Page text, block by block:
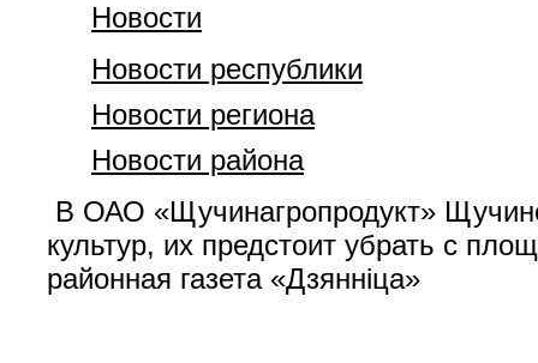
Новости
Новости республики
Новости региона
Новости района
В ОАО «Щучинагропродукт»
культур, их предстоит убрать с
районная газета «Дзяннiца»